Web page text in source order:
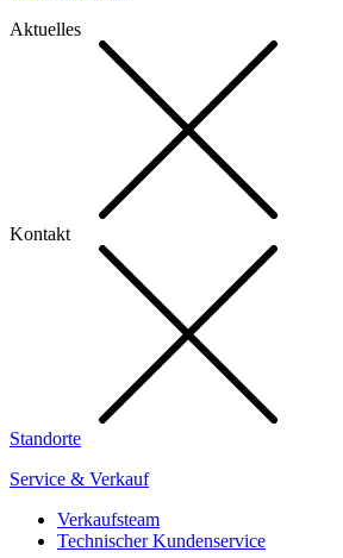
Aktuelles
Kontakt
Standorte
Service & Verkauf
Verkaufsteam
Technischer Kundenservice